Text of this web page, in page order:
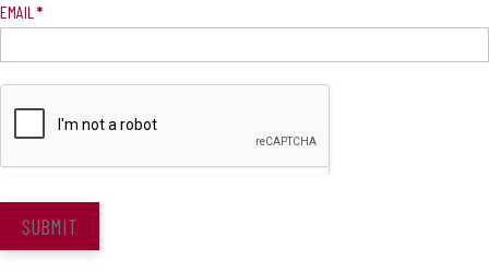
EMAIL *
SUBMIT